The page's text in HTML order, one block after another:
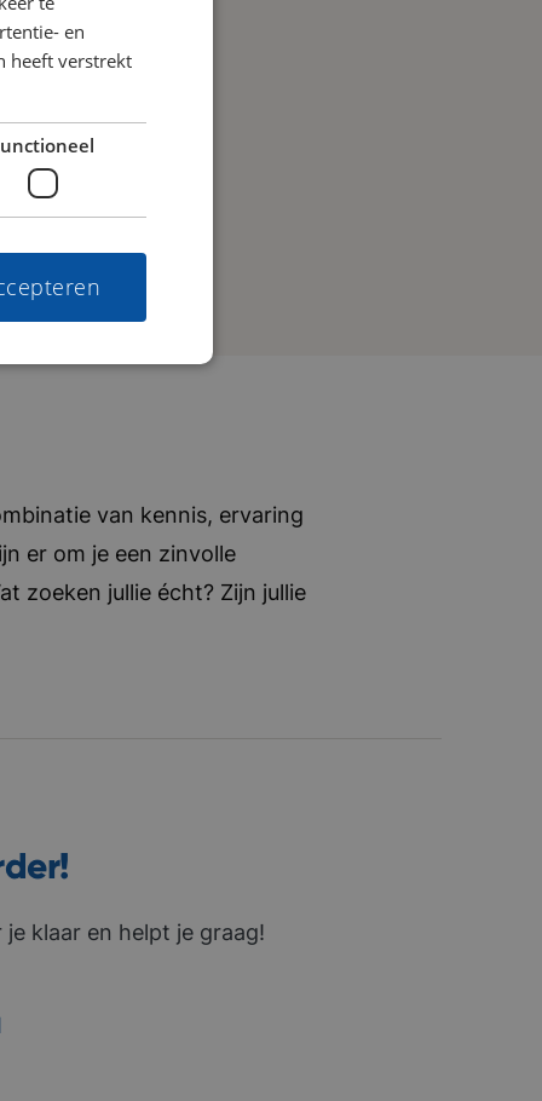
van kennis, ervaring
er om je een zinvolle
zoeken jullie écht? Zijn jullie
klaar en helpt je graag!
en
heeft verstrekt